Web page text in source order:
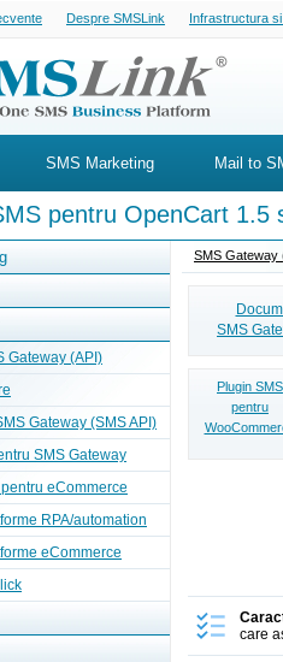
Despre SMSLink Infrastructura
SMS Marketing Mail to
pentru OpenCart 1.5
Gateway (API)
Gateway (SMS API)
SMS Gateway
eCommerce
RPA/automation
eCommerce
SMS Gateway
SMS
Plugin SMS
pentru
care